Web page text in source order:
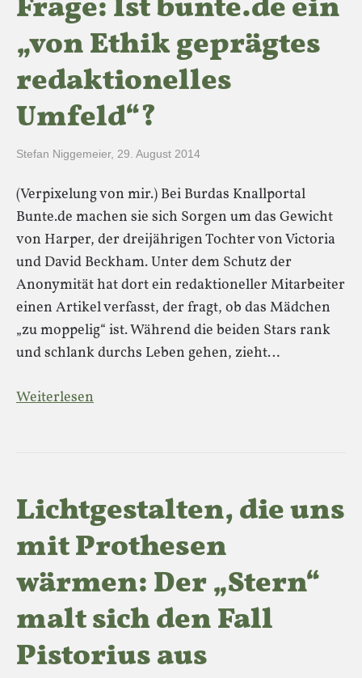
Frage: Ist bunte.de ein
„von Ethik geprägtes
redaktionelles
Umfeld“?
Stefan Niggemeier, 29. August 2014
(Verpixelung von mir.) Bei Burdas Knallportal
Bunte.de machen sie sich Sorgen um das Gewicht
von Harper, der dreijährigen Tochter von Victoria
und David Beckham. Unter dem Schutz der
Anonymität hat dort ein redaktioneller Mitarbeiter
einen Artikel verfasst, der fragt, ob das Mädchen
„zu moppelig“ ist. Während die beiden Stars rank
und schlank durchs Leben gehen, zieht…
Weiterlesen
Lichtgestalten, die uns
mit Prothesen
wärmen: Der „Stern“
malt sich den Fall
Pistorius aus